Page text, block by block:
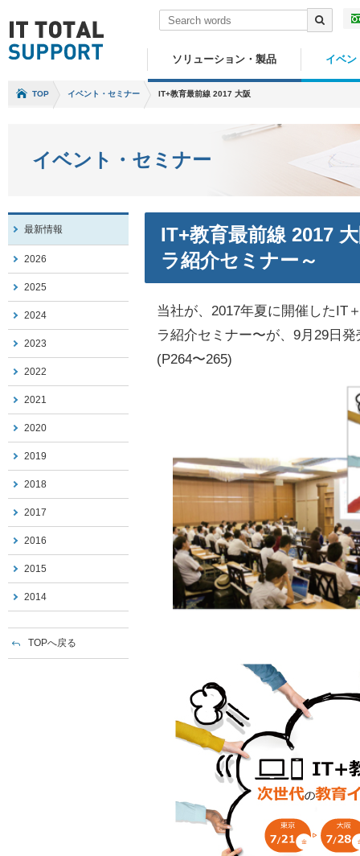
ソリューション・製品 イベン
TOP イベント・セミナー IT+教育最前線 2017 大阪
イベント・セミナー
IT+教育最前線 2017
ラ紹介セミナー～
当社が、2017年夏に開催した
ラ紹介セミナー〜が、9月29日発
(P264〜265)
最新情報
2026
2025
2024
2023
2022
2021
2020
2019
2018
2017
2016
2015
2014
TOPへ戻る